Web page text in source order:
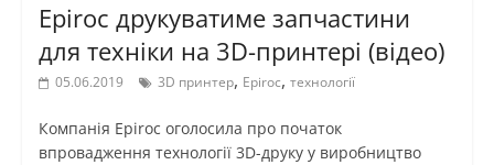
Epiroc друкуватиме запчастини
для техніки на 3D-принтері (відео)
05.06.2019 3D принтер, Epiroc, технології
Компанія Epiroc оголосила про початок
впровадження технології 3D-друку у виробництво